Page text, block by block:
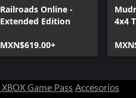
Railroads Online -
Extended Edition
MXN$619.00+
4x4
XBOX Game Pass Accesorios